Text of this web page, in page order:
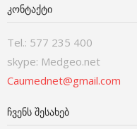
ᲙᲝᲜᲢᲐᲥᲢᲘ
Tel.: 577 235 400
skype: Medgeo.net
Caumednet@gmail.com
ᲩᲕᲔᲜᲡ ᲨᲔᲡᲐᲮᲔᲑ